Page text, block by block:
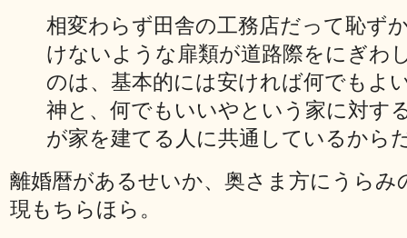
相変わらず田舎の工務店だって恥ず
けないような扉類が道路際をにぎわ
のは、基本的には安ければ何でもよ
神と、何でもいいやという家に対す
が家を建てる人に共通しているから
離婚暦があるせいか、奥さま方にうらみ
現もちらほら。